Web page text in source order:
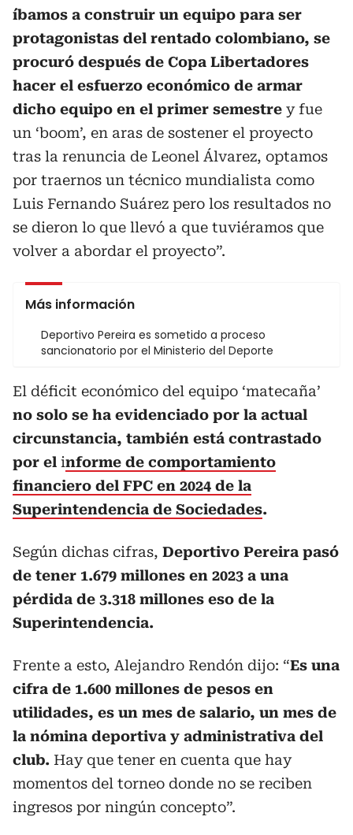
íbamos a construir un equipo para ser
protagonistas del rentado colombiano, se
procuró después de Copa Libertadores
hacer el esfuerzo económico de armar
dicho equipo en el primer semestre y fue
un ‘boom’, en aras de sostener el proyecto
tras la renuncia de Leonel Álvarez, optamos
por traernos un técnico mundialista como
Luis Fernando Suárez pero los resultados no
se dieron lo que llevó a que tuviéramos que
volver a abordar el proyecto”.
Más información
Deportivo Pereira es sometido a proceso
sancionatorio por el Ministerio del Deporte
El déficit económico del equipo ‘matecaña’
no solo se ha evidenciado por la actual
circunstancia, también está contrastado
por el informe de comportamiento
financiero del FPC en 2024 de la
Superintendencia de Sociedades.
Según dichas cifras, Deportivo Pereira pasó
de tener 1.679 millones en 2023 a una
pérdida de 3.318 millones eso de la
Superintendencia.
Frente a esto, Alejandro Rendón dijo: “Es una
cifra de 1.600 millones de pesos en
utilidades, es un mes de salario, un mes de
la nómina deportiva y administrativa del
club. Hay que tener en cuenta que hay
momentos del torneo donde no se reciben
ingresos por ningún concepto”.